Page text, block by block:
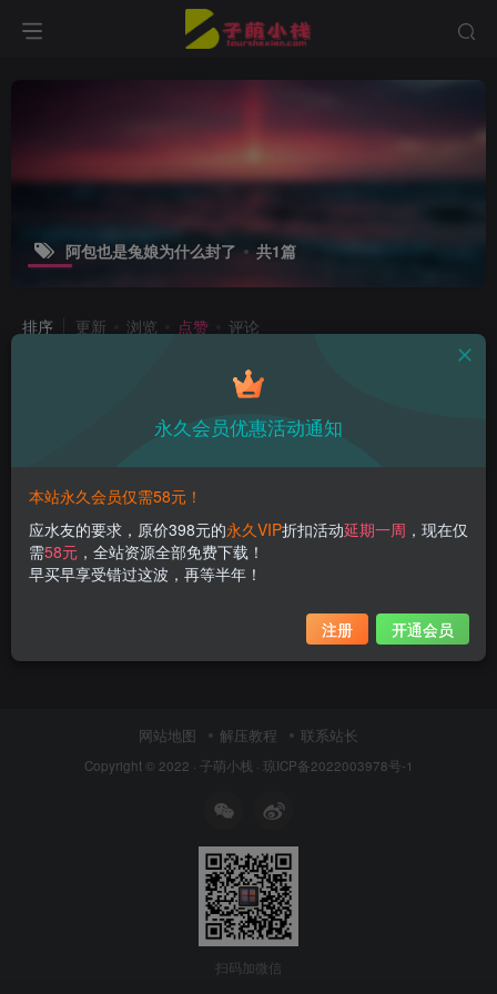
阿包也是兔娘为什么封了 共1篇
排序 更新 浏览 点赞 评论
阿包也是兔娘2023最新cos图片包欣赏
付费资源 ￥12.9 精选合集
网站地图 解压教程 联系站长
Copyright © 2022 · 子萌小栈 · 琼ICP备2022003978号-1
扫码加微信
永久会员优惠活动通知
本站永久会员仅需58元！
应水友的要求，原价398元的永久VIP折扣活动延期一周 ，现在仅
需58元 ，全站资源全部免费下载！
早买早享受错过这波，再等半年！
注册 开通会员